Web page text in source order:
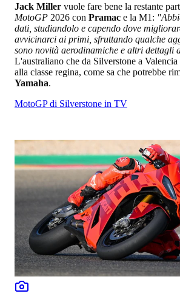
Jack Miller vuole fare bene la restante
MotoGP 2026 con Pramac e la M1:
dati, studiandolo e capendo dove
avvicinarci ai primi, sfruttando qualche
sono novità aerodinamiche e altri dettagli
L'australiano che da Silverstone a
alla classe regina, come sa che potrebbe
Yamaha.
MotoGP di Silverstone in TV